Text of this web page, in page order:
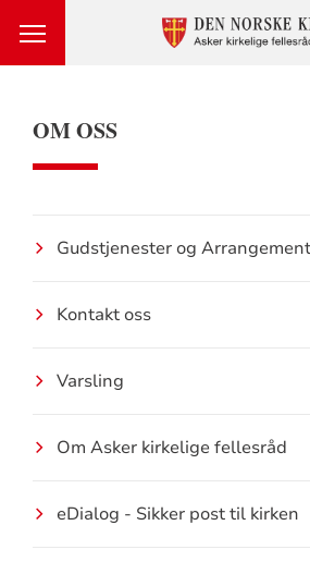
OM OSS
Gudstjenester og
Kontakt oss
Varsling
Om Asker kirkelige fellesråd
eDialog - Sikker post til kirken